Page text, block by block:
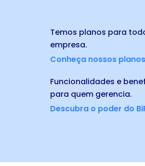
Temos planos para
empresa.
Conheça nossos
Funcionalidades e
para quem gerencia.
Descubra o poder do